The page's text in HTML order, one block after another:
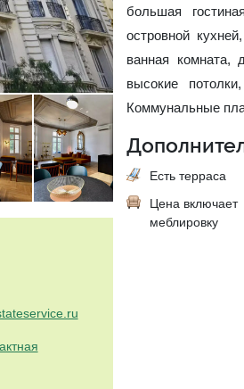
большая
островной
ванная комната,
высокие
Коммунальные
Есть терраса
Цена включает
меблировку